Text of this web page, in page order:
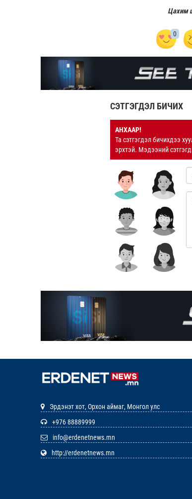
Цахим
0
СЭТГЭГДЭЛ БИЧИХ
АНХААР!
Та сэтгэгдэл бичихдээ
эрхтэй. Мэдээний
Эрдэнэт хот, Орхон аймаг, Монгол улс
+976 88889999
info@erdenetnews.mn
http://erdenetnews.mn